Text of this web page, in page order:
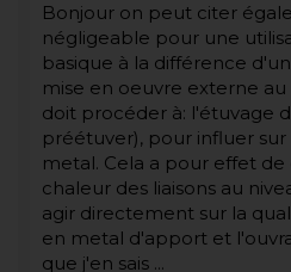
Bonjour on peut citer
négligeable pour une
basique à la différence
mise en oeuvre externe
doit procéder à: l'étuvage
préétuver), pour influer
metal. Cela a pour effet
chaleur des liaisons au
agir directement sur la
en metal d'apport et
que j'en sais ...